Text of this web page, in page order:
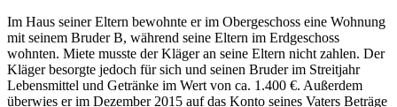
Im Haus seiner Eltern bewohnte er im Obergeschoss eine Wohnung
mit seinem Bruder B, während seine Eltern im Erdgeschoss
wohnten. Miete musste der Kläger an seine Eltern nicht zahlen. Der
Kläger besorgte jedoch für sich und seinen Bruder im Streitjahr
Lebensmittel und Getränke im Wert von ca. 1.400 €. Außerdem
überwies er im Dezember 2015 auf das Konto seines Vaters Beträge